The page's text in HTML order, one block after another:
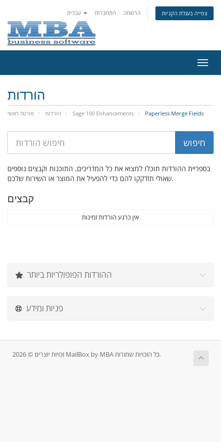
התחברות הרשמה צפייה בעגלת הקניות
ניווט
הורדות
פורטל ראשי הורדות Sage 100 Enhancements Paperless Merge Fields
בספריית ההורדות תוכלו למצוא את כל המדריכים, התוכנות וקבצים נוספים
שאולי תזדקקו להם כדי להפעיל את המוצר או השירות שלכם.
קבצים
אין כרגע הורדות זמינות
ההורדות הפופולריות ביותר
פניות ומידע
זכויות יוצרים © 2026 MailBox by MBA כל הזכויות שמורות.